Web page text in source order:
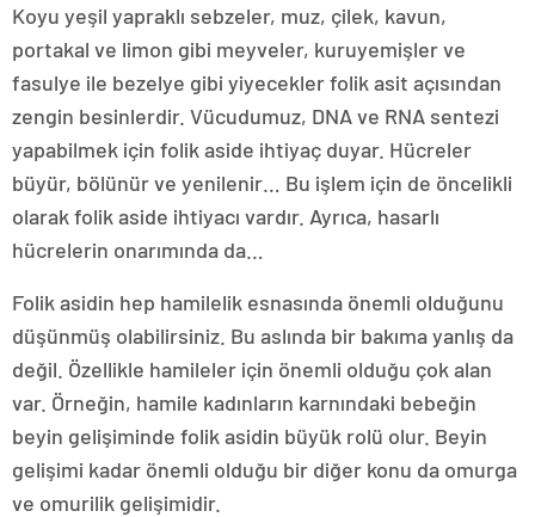
Koyu yeşil yapraklı sebzeler, muz, çilek, kavun,
portakal ve limon gibi meyveler, kuruyemişler ve
fasulye ile bezelye gibi yiyecekler folik asit açısından
zengin besinlerdir. Vücudumuz, DNA ve RNA sentezi
yapabilmek için folik aside ihtiyaç duyar. Hücreler
büyür, bölünür ve yenilenir… Bu işlem için de öncelikli
olarak folik aside ihtiyacı vardır. Ayrıca, hasarlı
hücrelerin onarımında da…
Folik asidin hep hamilelik esnasında önemli olduğunu
düşünmüş olabilirsiniz. Bu aslında bir bakıma yanlış da
değil. Özellikle hamileler için önemli olduğu çok alan
var. Örneğin, hamile kadınların karnındaki bebeğin
beyin gelişiminde folik asidin büyük rolü olur. Beyin
gelişimi kadar önemli olduğu bir diğer konu da omurga
ve omurilik gelişimidir.